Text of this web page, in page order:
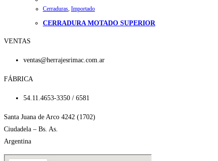
Cerraduras Importado
CERRADURA MOTADO SUPERIOR
VENTAS
ventas@herrajesrimac.com.ar
FÁBRICA
54.11.4653-3350 / 6581
Santa Juana de Arco 4242 (1702)
Ciudadela – Bs. As.
Argentina